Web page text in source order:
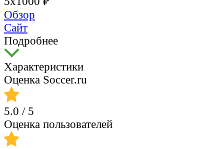
Обзор
Сайт
Подробнее
Характеристики
Оценка Soccer.ru
5.0 / 5
Оценка пользователей